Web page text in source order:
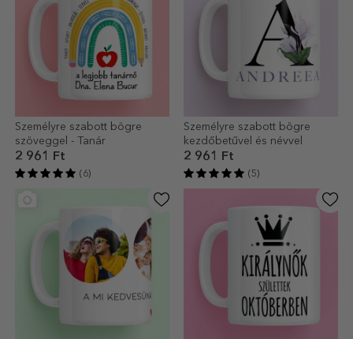
Személyre szabott bögre
szöveggel - Tanár
2 961 Ft
(6)
Személyre szabott bögre
kezdőbetűvel és névvel
2 961 Ft
(5)